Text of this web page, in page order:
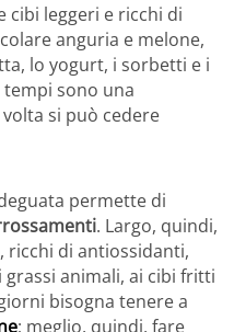
cibi leggeri e ricchi di
anguria e melone,
lo yogurt, i sorbetti e i
sono una
si può cedere
permette di
. Largo, quindi,
ricchi di antiossidanti,
animali, ai cibi fritti
bisogna tenere a
; meglio, quindi, fare